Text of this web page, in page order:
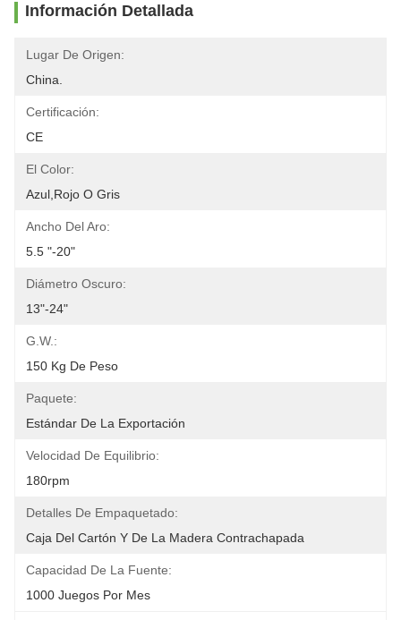
Información Detallada
Lugar De Origen:
China.
Certificación:
CE
El Color:
Azul,rojo O Gris
Ancho Del Aro:
5.5 "-20"
Diámetro Oscuro:
13"-24"
G.W.:
150 Kg De Peso
Paquete:
Estándar De La Exportación
Velocidad De Equilibrio:
180rpm
Detalles De Empaquetado:
Caja Del Cartón Y De La Madera Contrachapada
Capacidad De La Fuente:
1000 Juegos Por Mes